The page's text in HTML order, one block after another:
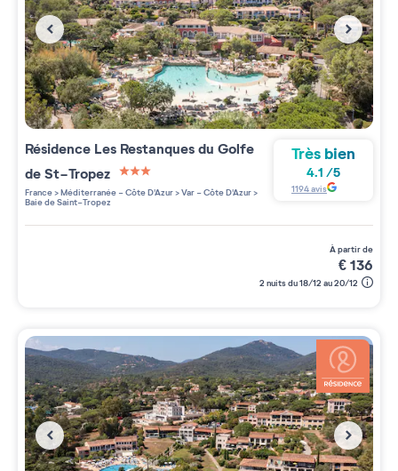
Résidence Les Restanques du Golfe
de St-Tropez
3 étoiles sur 5
France>Méditerranée - Côte D'Azur>Var - Côte D'Azur>
Baie de Saint-Tropez
Très bien
4.1 /5
1194avis
à partir de
€136
2 nuits du 18/12 au 20/12